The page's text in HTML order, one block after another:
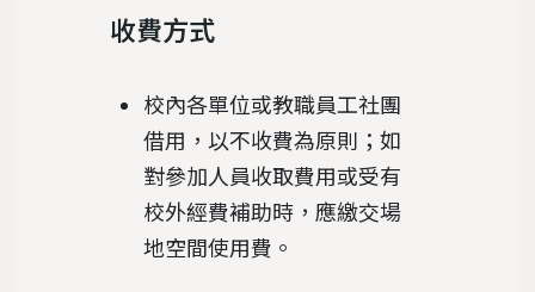
收費方式
校內各單位或教職員工社團
借用，以不收費為原則；如
對參加人員收取費用或受有
校外經費補助時，應繳交場
地空間使用費。